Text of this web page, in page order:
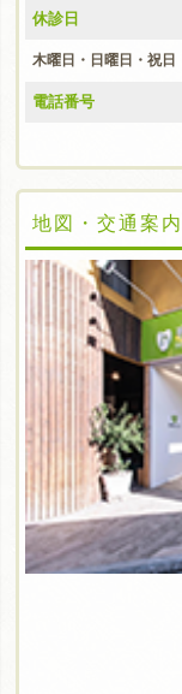
休診日
木曜日・日曜日・祝日
電話番号
地図・交通案内